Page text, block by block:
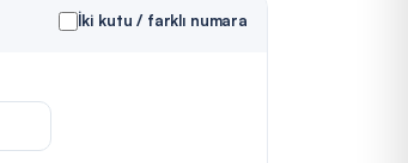
İki kutu / farklı numara